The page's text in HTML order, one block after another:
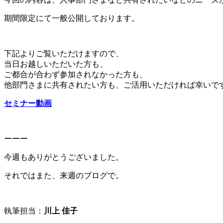
期間限定にて一般公開しております。
下記よりご覧いただけますので、
当日お越しいただいた方も、
ご都合が合わず参加されなかった方も、
他部門さまに共有されたい方も、ご活用いただければ幸いで
セミナー動画
ーーー
今週もありがとうございました。
それではまた、来週のブログで。
執筆担当： 川上 佳子